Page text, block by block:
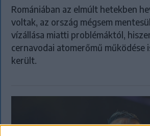
Romániában az elmúlt hetekben
voltak, az ország mégsem
vízállása miatti problémáktól,
cernavodai atomerőmű működése
került.